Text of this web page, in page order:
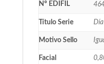
Nº EDIFIL
Título Serie
Motivo Sello
Facial